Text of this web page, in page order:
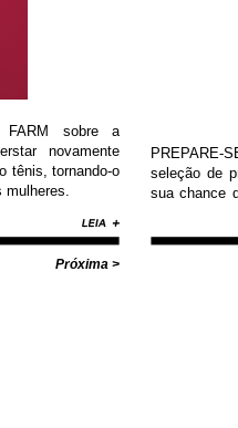
FARM sobre a
novamente
tênis, tornando-o
mulheres.
Próxima >
PREPARE-
seleção de
sua chance
Diamond,